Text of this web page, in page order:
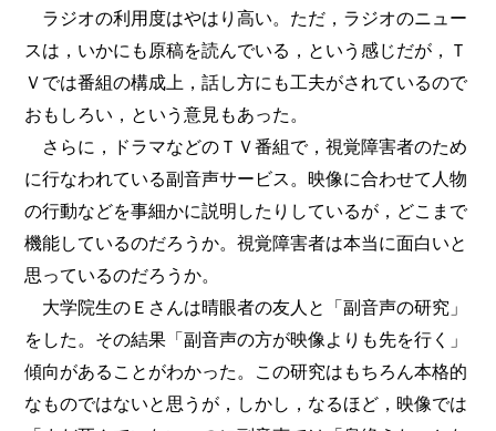
ラジオの利用度はやはり高い。ただ，ラジオのニュー
スは，いかにも原稿を読んでいる，という感じだが，Ｔ
Ｖでは番組の構成上，話し方にも工夫がされているので
おもしろい，という意見もあった。
さらに，ドラマなどのＴＶ番組で，視覚障害者のため
に行なわれている副音声サービス。映像に合わせて人物
の行動などを事細かに説明したりしているが，どこまで
機能しているのだろうか。視覚障害者は本当に面白いと
思っているのだろうか。
大学院生のＥさんは晴眼者の友人と「副音声の研究」
をした。その結果「副音声の方が映像よりも先を行く」
傾向があることがわかった。この研究はもちろん本格的
なものではないと思うが，しかし，なるほど，映像では